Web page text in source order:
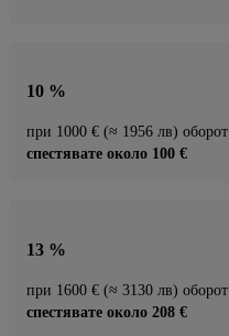
10 %
при 1000 € (≈ 1956 лв) оборот
спестявате около 100 €
13 %
при 1600 € (≈ 3130 лв) оборот
спестявате около 208 €